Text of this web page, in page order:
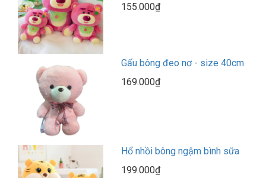
155.000₫
Gấu bông đeo nơ - size 40cm
169.000₫
Hổ nhồi bông ngậm bình sữa
199.000₫